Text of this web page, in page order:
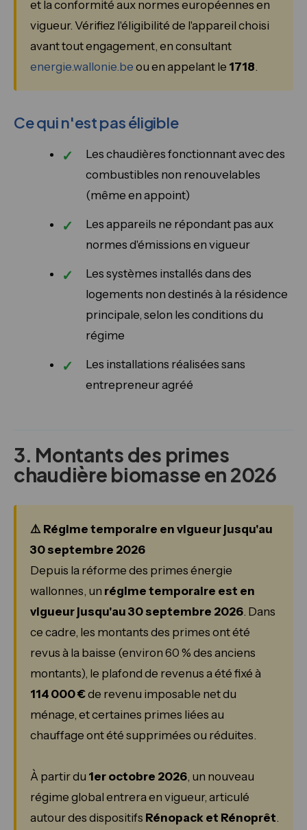
et la conformité aux normes européennes en
vigueur. Vérifiez l'éligibilité de l'appareil choisi
avant tout engagement, en consultant
energie.wallonie.be ou en appelant le 1718.
Ce qui n'est pas éligible
Les chaudières fonctionnant avec des
combustibles non renouvelables
(même en appoint)
Les appareils ne répondant pas aux
normes d'émissions en vigueur
Les systèmes installés dans des
logements non destinés à la résidence
principale, selon les conditions du
régime
Les installations réalisées sans
entrepreneur agréé
3. Montants des primes
chaudière biomasse en 2026
⚠️ Régime temporaire en vigueur jusqu'au
30 septembre 2026
Depuis la réforme des primes énergie
wallonnes, un régime temporaire est en
vigueur jusqu'au 30 septembre 2026. Dans
ce cadre, les montants des primes ont été
revus à la baisse (environ 60 % des anciens
montants), le plafond de revenus a été fixé à
114 000 €de revenu imposable net du
ménage, et certaines primes liées au
chauffage ont été supprimées ou réduites.
À partir du 1er octobre 2026, un nouveau
régime global entrera en vigueur, articulé
autour des dispositifs Rénopack et Rénoprêt.